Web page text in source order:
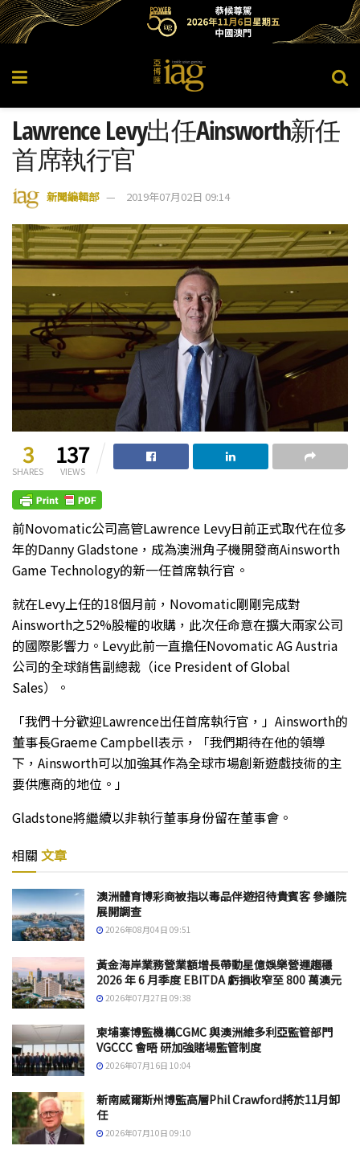
Lawrence Levy出任Ainsworth新任
首席執行官
新聞編輯部 2019年07月02日 09:14
3
SHARES
137
VIEWS
前Novomatic公司高管Lawrence Levy日前正式取代在位多
年的Danny Gladstone，成為澳洲角子機開發商Ainsworth
Game Technology的新一任首席執行官。
就在Levy上任的18個月前，Novomatic剛剛完成對
Ainsworth之52%股權的收購，此次任命意在擴大兩家公司
的國際影響力。Levy此前一直擔任Novomatic AG Austria
公司的全球銷售副總裁（ice President of Global
Sales）。
「我們十分歡迎Lawrence出任首席執行官，」Ainsworth的
董事長Graeme Campbell表示，「我們期待在他的領導
下，Ainsworth可以加強其作為全球市場創新遊戲技術的主
要供應商的地位。」
Gladstone將繼續以非執行董事身份留在董事會。
相關 文章
澳洲體育博彩商被指以毒品伴遊招待貴賓客 參議院
展開調查
2026年08月04日 09:51
黃金海岸業務營業額增長帶動星億娛樂營運趨穩
2026 年 6 月季度 EBITDA 虧損收窄至 800 萬澳元
2026年07月27日 09:38
柬埔寨博監機構CGMC 與澳洲維多利亞監管部門
VGCCC 會晤 研加強賭場監管制度
2026年07月16日 10:04
新南威爾斯州博監高層Phil Crawford將於11月卸
任
2026年07月10日 09:10